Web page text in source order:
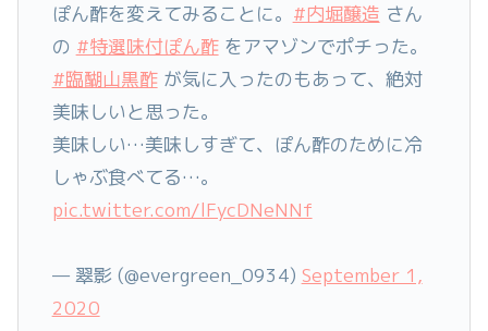
ぽん酢を変えてみることに。 #内堀醸造 さん
の #特選味付ぽん酢をアマゾンでポチった。
#臨醐山黒酢が気に入ったのもあって、絶対
美味しいと思った。
美味しい…美味しすぎて、ぽん酢のために冷
しゃぶ食べてる…。
pic.twitter.com/lFycDNeNNf
— 翠影 (@evergreen_0934) September 1,
2020